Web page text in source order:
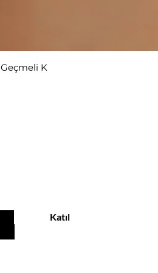
K
Katıl